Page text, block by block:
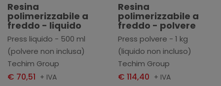
Resina
polimerizzabile a
freddo - liquido
Press liquido - 500 ml
(polvere non inclusa)
Techim Group
€ 70,51 + IVA
Resina
polimerizzabile a
freddo - polvere
Press polvere - 1 kg
(liquido non incluso)
Techim Group
€ 114,40 + IVA